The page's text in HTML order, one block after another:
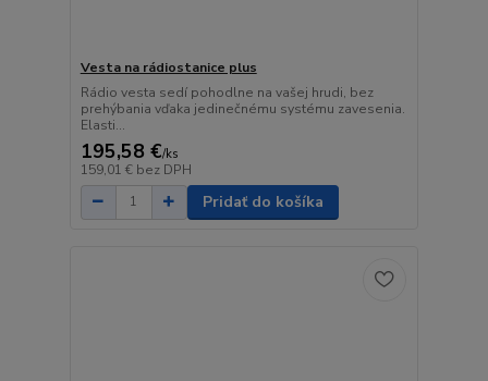
Vesta na rádiostanice plus
Rádio vesta sedí pohodlne na vašej hrudi, bez
prehýbania vďaka jedinečnému systému zavesenia.
Elasti...
195,58 €/ks
159,01 € bez DPH
Pridať do košíka